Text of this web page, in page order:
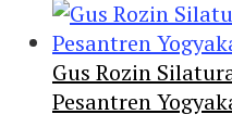
Gus Rozin
Pesantren